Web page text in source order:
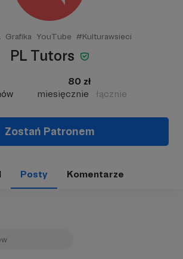
Grafika YouTube #Kulturawsieci
PL Tutors
80 zł
miesięcznie
łącznie
Zostań Patronem
Posty Komentarze